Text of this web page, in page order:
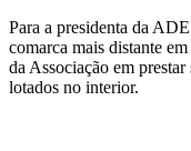
Para a presidenta da
comarca mais distante
da Associação em prestar
lotados no interior.